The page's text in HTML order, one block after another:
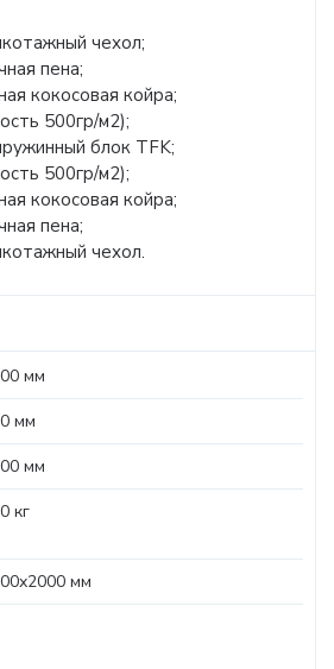
чехол;
пена;
кокосовая койра;
500гр/м2);
блок TFK;
500гр/м2);
кокосовая койра;
пена;
чехол.
мм
мм
мм
кг
мм